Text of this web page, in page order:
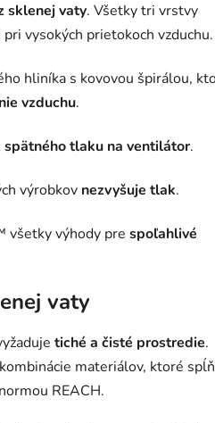
sklenej vaty. Všetky tri vrstvy
pri vysokých prietokoch vzduchu.
hliníka s kovovou špirálou,
vzduchu.
spätného tlaku na ventilátor.
výrobkov nezvyšuje tlak.
všetky výhody pre spoľahlivé
vaty
tiché a čisté prostredie.
materiálov, ktoré
REACH.